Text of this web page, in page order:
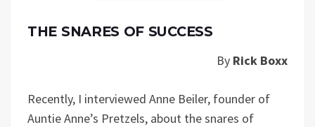
THE SNARES OF SUCCESS
By Rick Boxx
Recently, I interviewed Anne Beiler, founder of
Auntie Anne’s Pretzels, about the snares of